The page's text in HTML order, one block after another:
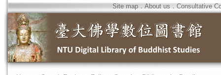
Site map．About us ． Consultative